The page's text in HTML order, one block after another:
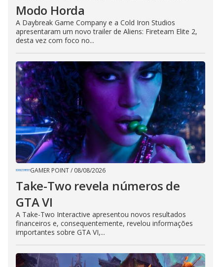
Modo Horda
A Daybreak Game Company e a Cold Iron Studios
apresentaram um novo trailer de Aliens: Fireteam Elite 2,
desta vez com foco no...
GAMER POINT/ 08/08/2026
Take-Two revela números de
GTA VI
A Take-Two Interactive apresentou novos resultados
financeiros e, consequentemente, revelou informações
importantes sobre GTA VI,...